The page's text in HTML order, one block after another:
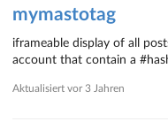
mymastotag
iframeable display of all
account that contain a
Aktualisiert vor 3 Jahren